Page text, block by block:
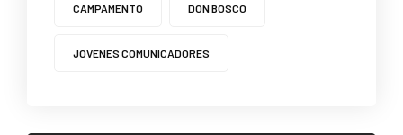
CAMPAMENTO DON BOSCO
JOVENES COMUNICADORES